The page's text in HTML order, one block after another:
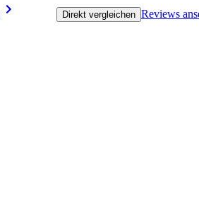
Direkt vergleichen Reviews